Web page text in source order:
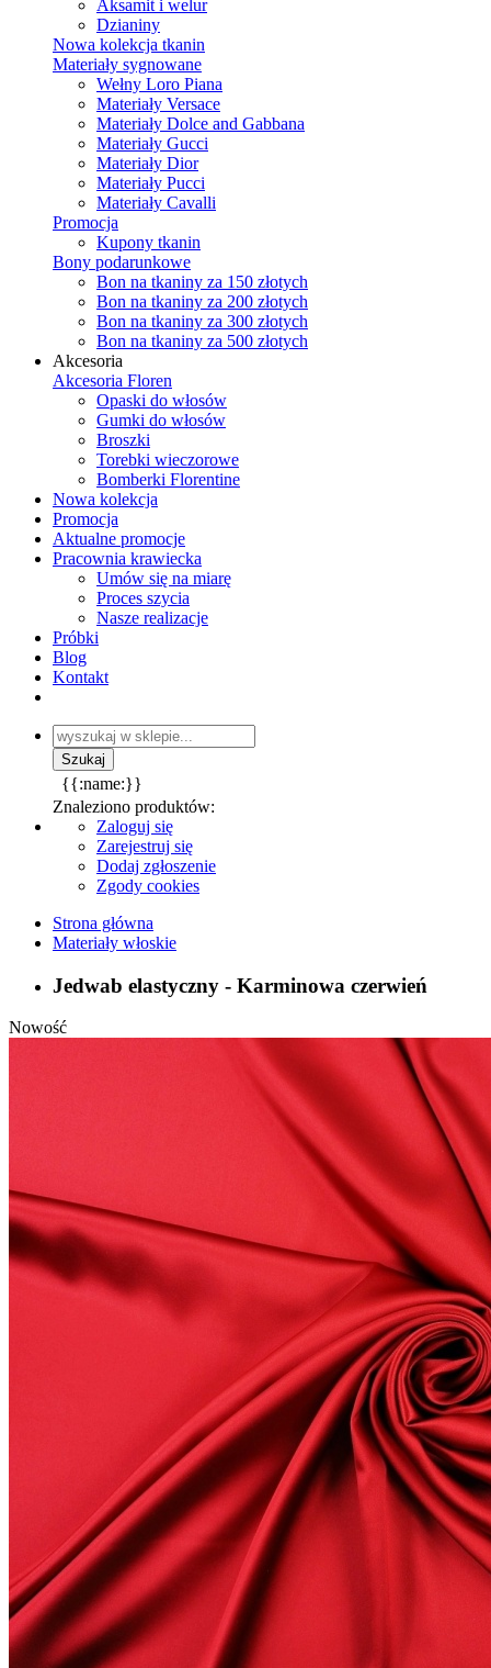
Aksamit i welur
Dzianiny
Nowa kolekcja tkanin
Materiały sygnowane
Wełny Loro Piana
Materiały Versace
Materiały Dolce and Gabbana
Materiały Gucci
Materiały Dior
Materiały Pucci
Materiały Cavalli
Promocja
Kupony tkanin
Bony podarunkowe
Bon na tkaniny za 150 złotych
Bon na tkaniny za 200 złotych
Bon na tkaniny za 300 złotych
Bon na tkaniny za 500 złotych
Akcesoria
Akcesoria Floren
Opaski do włosów
Gumki do włosów
Broszki
Torebki wieczorowe
Bomberki Florentine
Nowa kolekcja
Promocja
Aktualne promocje
Pracownia krawiecka
Umów się na miarę
Proces szycia
Nasze realizacje
Próbki
Blog
Kontakt
{{:name:}}
Znaleziono produktów:
Zaloguj się
Zarejestruj się
Dodaj zgłoszenie
Zgody cookies
Strona główna
Materiały włoskie
Jedwab elastyczny - Karminowa czerwień
Nowość